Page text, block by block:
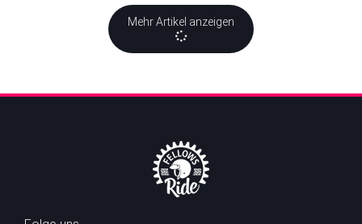
Mehr Artikel anzeigen